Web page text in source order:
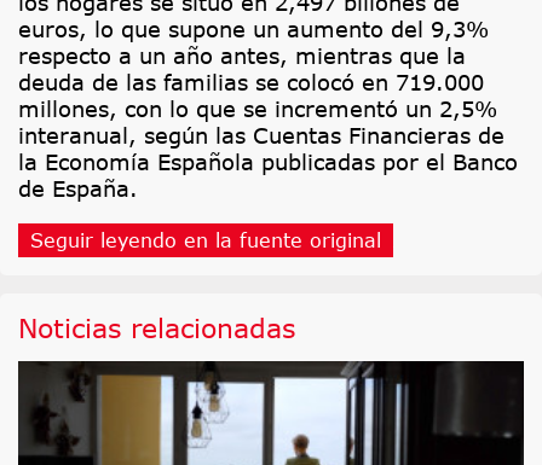
euros, lo que supone un aumento del 9,3%
respecto a un año antes, mientras que la
deuda de las familias se colocó en 719.000
millones, con lo que se incrementó un 2,5%
interanual, según las Cuentas Financieras de
la Economía Española publicadas por el Banco
de España.
Seguir leyendo en la fuente original
Noticias relacionadas